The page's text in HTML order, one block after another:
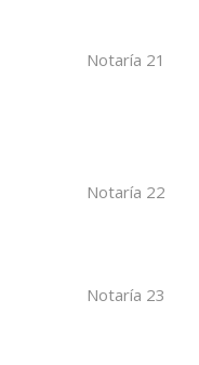
Notaría 21
Notaría 22
Notaría 23